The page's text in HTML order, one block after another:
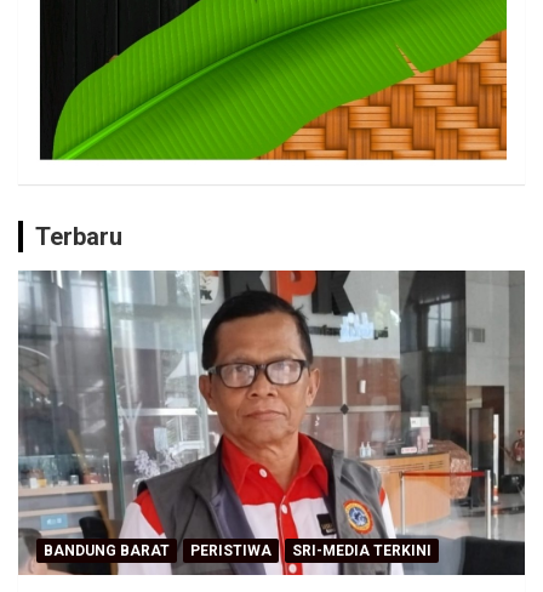
Terbaru
BANDUNG BARAT PERISTIWA SRI-MEDIA TERKINI